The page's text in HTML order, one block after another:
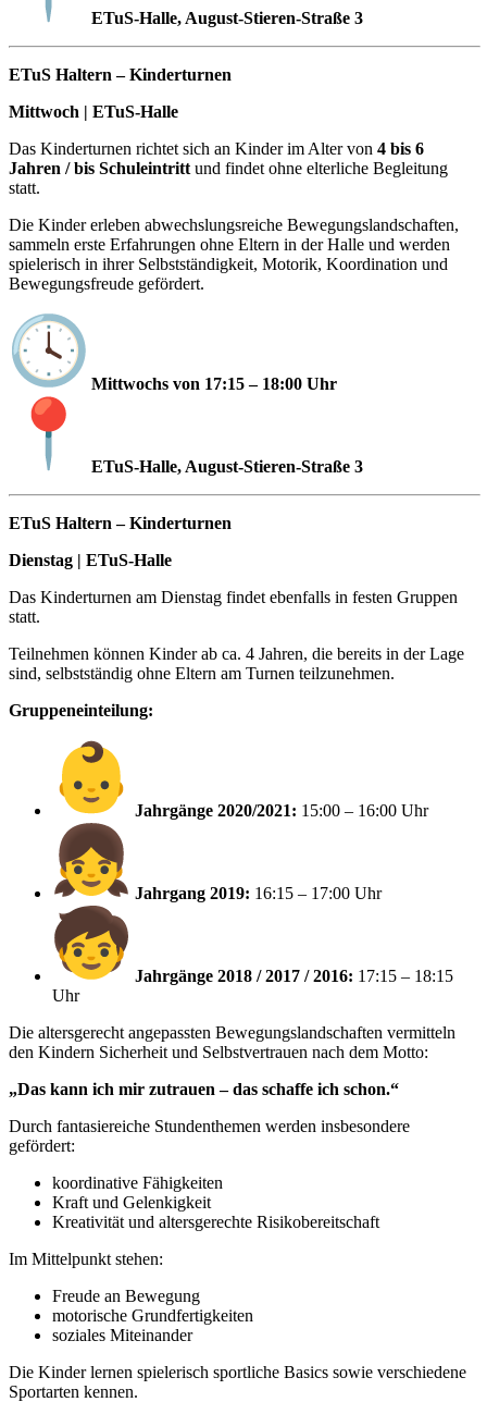
ETuS-Halle, August-Stieren-Straße 3
ETuS Haltern – Kinderturnen
Mittwoch | ETuS-Halle
Das Kinderturnen richtet sich an Kinder im Alter von 4 bis 6
Jahren / bis Schuleintritt und findet ohne elterliche Begleitung
statt.
Die Kinder erleben abwechslungsreiche Bewegungslandschaften,
sammeln erste Erfahrungen ohne Eltern in der Halle und werden
spielerisch in ihrer Selbstständigkeit, Motorik, Koordination und
Bewegungsfreude gefördert.
Mittwochs von 17:15 – 18:00 Uhr
ETuS-Halle, August-Stieren-Straße 3
ETuS Haltern – Kinderturnen
Dienstag | ETuS-Halle
Das Kinderturnen am Dienstag findet ebenfalls in festen Gruppen
statt.
Teilnehmen können Kinder ab ca. 4 Jahren, die bereits in der Lage
sind, selbstständig ohne Eltern am Turnen teilzunehmen.
Gruppeneinteilung:
Jahrgänge 2020/2021: 15:00 – 16:00 Uhr
Jahrgang 2019: 16:15 – 17:00 Uhr
Jahrgänge 2018 / 2017 / 2016: 17:15 – 18:15
Uhr
Die altersgerecht angepassten Bewegungslandschaften vermitteln
den Kindern Sicherheit und Selbstvertrauen nach dem Motto:
„Das kann ich mir zutrauen – das schaffe ich schon.“
Durch fantasiereiche Stundenthemen werden insbesondere
gefördert:
koordinative Fähigkeiten
Kraft und Gelenkigkeit
Kreativität und altersgerechte Risikobereitschaft
Im Mittelpunkt stehen:
Freude an Bewegung
motorische Grundfertigkeiten
soziales Miteinander
Die Kinder lernen spielerisch sportliche Basics sowie verschiedene
Sportarten kennen.